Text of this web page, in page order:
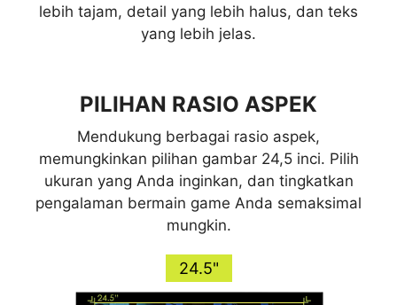
lebih tajam, detail yang lebih halus, dan teks
yang lebih jelas.
PILIHAN RASIO ASPEK
Mendukung berbagai rasio aspek,
memungkinkan pilihan gambar 24,5 inci. Pilih
ukuran yang Anda inginkan, dan tingkatkan
pengalaman bermain game Anda semaksimal
mungkin.
24.5"